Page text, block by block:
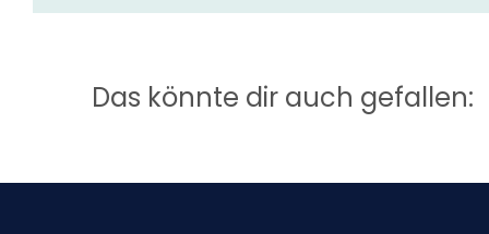
Das könnte dir auch gefallen: